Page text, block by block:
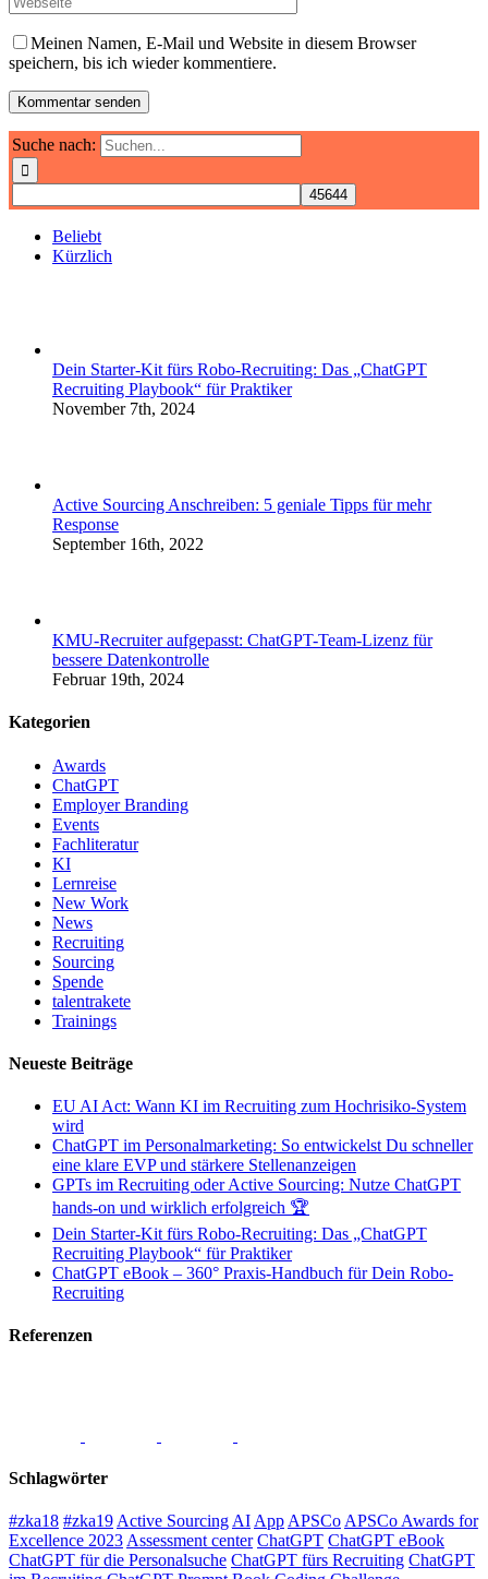
Meinen Namen, E-Mail und Website in diesem Browser
speichern, bis ich wieder kommentiere.
Suche nach:
Beliebt
Kürzlich
Dein Starter-Kit fürs Robo-Recruiting: Das „ChatGPT
Recruiting Playbook“ für Praktiker
November 7th, 2024
Active Sourcing Anschreiben: 5 geniale Tipps für mehr
Response
September 16th, 2022
KMU-Recruiter aufgepasst: ChatGPT-Team-Lizenz für
bessere Datenkontrolle
Februar 19th, 2024
Kategorien
Awards
ChatGPT
Employer Branding
Events
Fachliteratur
KI
Lernreise
New Work
News
Recruiting
Sourcing
Spende
talentrakete
Trainings
Neueste Beiträge
EU AI Act: Wann KI im Recruiting zum Hochrisiko-System
wird
ChatGPT im Personalmarketing: So entwickelst Du schneller
eine klare EVP und stärkere Stellenanzeigen
GPTs im Recruiting oder Active Sourcing: Nutze ChatGPT
hands-on und wirklich erfolgreich 🏆
Dein Starter-Kit fürs Robo-Recruiting: Das „ChatGPT
Recruiting Playbook“ für Praktiker
ChatGPT eBook – 360° Praxis-Handbuch für Dein Robo-
Recruiting
Referenzen
Schlagwörter
#zka18 #zka19 Active Sourcing AI App APSCo APSCo Awards for
Excellence 2023 Assessment center ChatGPT ChatGPT eBook
ChatGPT für die Personalsuche ChatGPT fürs Recruiting ChatGPT